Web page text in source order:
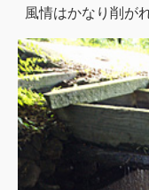
風情はかなり削が